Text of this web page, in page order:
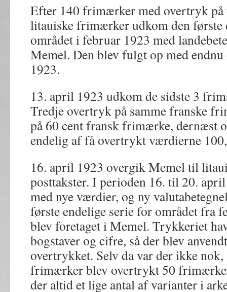
Efter 140 frimærker med overtryk på
litauiske frimærker udkom den første
området i februar 1923 med
Memel. Den blev fulgt op med
1923.
13. april 1923 udkom de sidste 3
Tredje overtryk på samme franske
på 60 cent fransk frimærke, dernæst
endelig af få overtrykt værdierne
16. april 1923 overgik Memel til
posttakster. I perioden 16. til 20.
med nye værdier, og ny
første endelige serie for området fra
blev foretaget i Memel. Trykkeriet
bogstaver og cifre, så der blev
overtrykket. Selv da var der ikke nok,
frimærker blev overtrykt 50
der altid et lige antal af varianter i